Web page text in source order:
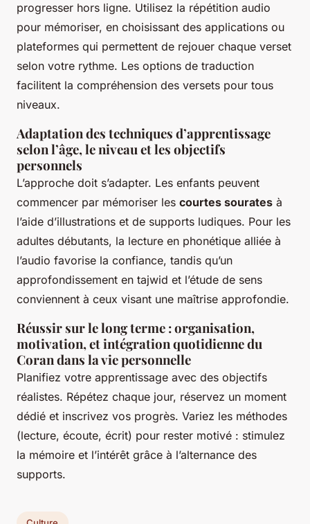
progresser hors ligne. Utilisez la répétition audio
pour mémoriser, en choisissant des applications ou
plateformes qui permettent de rejouer chaque verset
selon votre rythme. Les options de traduction
facilitent la compréhension des versets pour tous
niveaux.
Adaptation des techniques d’apprentissage
selon l’âge, le niveau et les objectifs
personnels
L’approche doit s’adapter. Les enfants peuvent
commencer par mémoriser les courtes sourates à
l’aide d’illustrations et de supports ludiques. Pour les
adultes débutants, la lecture en phonétique alliée à
l’audio favorise la confiance, tandis qu’un
approfondissement en tajwid et l’étude de sens
conviennent à ceux visant une maîtrise approfondie.
Réussir sur le long terme : organisation,
motivation, et intégration quotidienne du
Coran dans la vie personnelle
Planifiez votre apprentissage avec des objectifs
réalistes. Répétez chaque jour, réservez un moment
dédié et inscrivez vos progrès. Variez les méthodes
(lecture, écoute, écrit) pour rester motivé : stimulez
la mémoire et l’intérêt grâce à l’alternance des
supports.